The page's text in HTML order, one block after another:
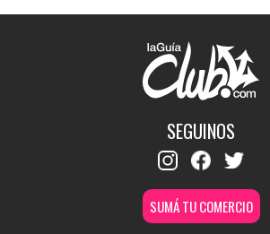
SEGUINOS
SUMÁ TU COMERCIO